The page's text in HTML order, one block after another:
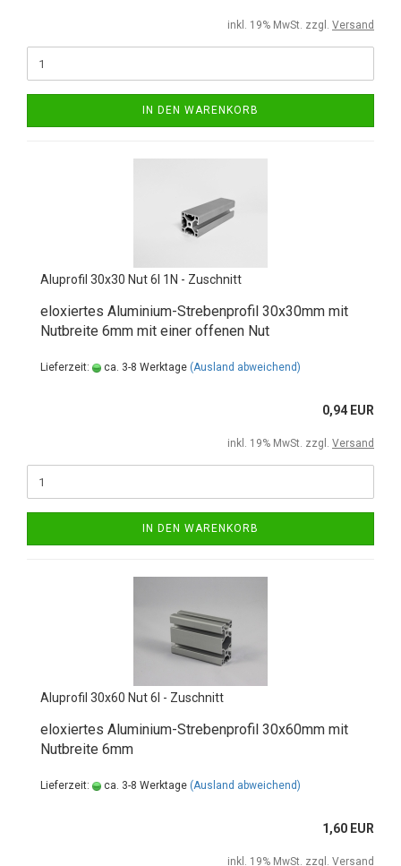
inkl. 19% MwSt. zzgl. Versand
IN DEN WARENKORB
Aluprofil 30x30 Nut 6I 1N - Zuschnitt
eloxiertes Aluminium-Strebenprofil 30x30mm mit
Nutbreite 6mm mit einer offenen Nut
Lieferzeit: ca. 3-8 Werktage (Ausland abweichend)
0,94 EUR
inkl. 19% MwSt. zzgl. Versand
IN DEN WARENKORB
Aluprofil 30x60 Nut 6I - Zuschnitt
eloxiertes Aluminium-Strebenprofil 30x60mm mit
Nutbreite 6mm
Lieferzeit: ca. 3-8 Werktage (Ausland abweichend)
1,60 EUR
inkl. 19% MwSt. zzgl. Versand